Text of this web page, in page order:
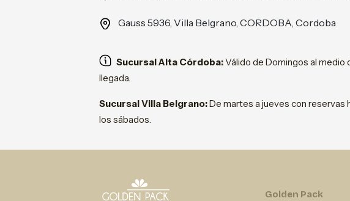
Gauss 5936, Villa Belgrano, CORDOBA, Cordoba
Sucursal Alta Córdoba:Válido de Domingos al medio
llegada.
Sucursal Villa Belgrano:De martes a jueves con reservas
los sábados.
Golden Pack